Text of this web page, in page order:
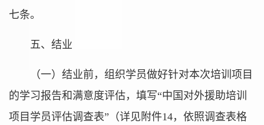
七条。
五、结业
（一）结业前，组织学员做好针对本次培训项目
的学习报告和满意度评估，填写“中国对外援助培训
项目学员评估调查表”（详见附件14，依照调查表格